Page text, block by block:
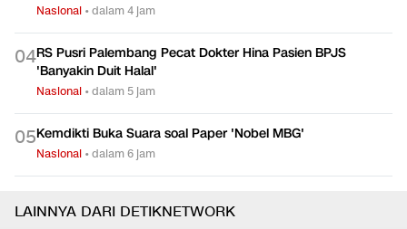
Nasional •dalam 4 jam
04RS Pusri Palembang Pecat Dokter Hina Pasien BPJS
'Banyakin Duit Halal'
Nasional •dalam 5 jam
05Kemdikti Buka Suara soal Paper 'Nobel MBG'
Nasional •dalam 6 jam
LAINNYA DARI DETIKNETWORK